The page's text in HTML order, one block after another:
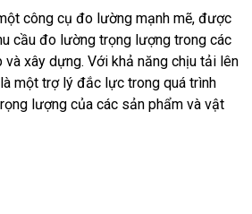
công cụ đo lường mạnh mẽ, được
cầu đo lường trọng lượng trong các
và xây dựng. Với khả năng chịu tải lên
một trợ lý đắc lực trong quá trình
lượng của các sản phẩm và vật